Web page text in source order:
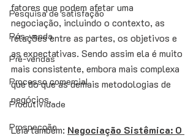
Pesquisa de satisfação
Pós-venda
Pré-vendas
Processo comercial
Produtividade
Prospecção
fatores que podem afetar uma
negociação, incluindo o contexto, as
relações entre as partes, os objetivos e
as expectativas. Sendo assim ela é muito
mais consistente, embora mais complexa
que do que as demais metodologias de
negócios.
Leia também: Negociação Sistêmica: O